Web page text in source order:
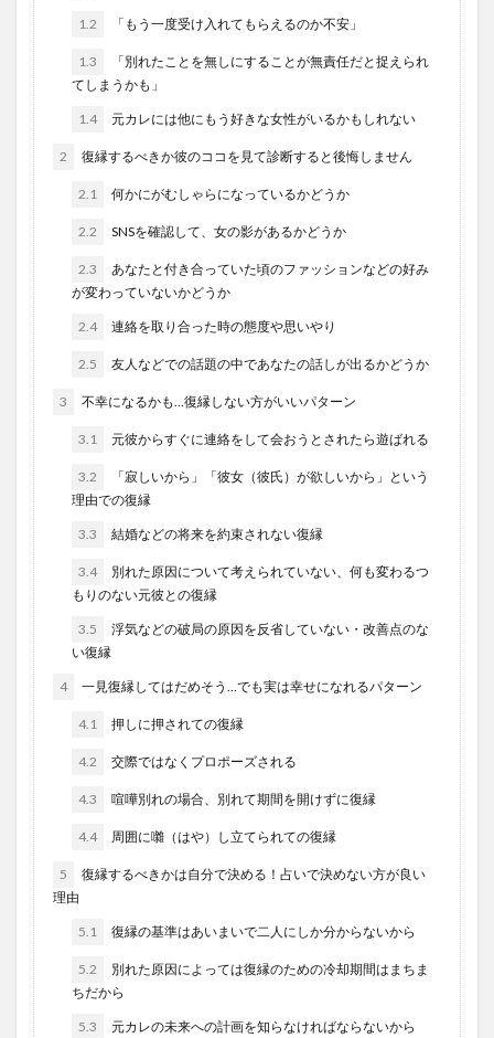
1.2 「もう一度受け入れてもらえるのか不安」
1.3
「別れたことを無しにすることが無責任だと捉えられ
てしまうかも」
1.4 元カレには他にもう好きな女性がいるかもしれない
2 復縁するべきか彼のココを見て診断すると後悔しません
2.1 何かにがむしゃらになっているかどうか
2.2 SNSを確認して、女の影があるかどうか
2.3
あなたと付き合っていた頃のファッションなどの好み
が変わっていないかどうか
2.4 連絡を取り合った時の態度や思いやり
2.5 友人などでの話題の中であなたの話しが出るかどうか
3 不幸になるかも…復縁しない方がいいパターン
3.1 元彼からすぐに連絡をして会おうとされたら遊ばれる
3.2
「寂しいから」「彼女（彼氏）が欲しいから」という
理由での復縁
3.3 結婚などの将来を約束されない復縁
3.4
別れた原因について考えられていない、何も変わるつ
もりのない元彼との復縁
3.5
浮気などの破局の原因を反省していない・改善点のな
い復縁
4 一見復縁してはだめそう…でも実は幸せになれるパターン
4.1 押しに押されての復縁
4.2 交際ではなくプロポーズされる
4.3 喧嘩別れの場合、別れて期間を開けずに復縁
4.4 周囲に囃（はや）し立てられての復縁
5
復縁するべきかは自分で決める！占いで決めない方が良い
理由
5.1 復縁の基準はあいまいで二人にしか分からないから
5.2
別れた原因によっては復縁のための冷却期間はまちま
ちだから
5.3 元カレの未来への計画を知らなければならないから